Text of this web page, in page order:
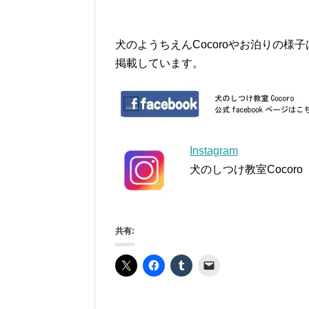
犬のようちえんCocoroやお泊りの様
掲載しています。
Instagram
犬のしつけ教室Cocoro
共有: